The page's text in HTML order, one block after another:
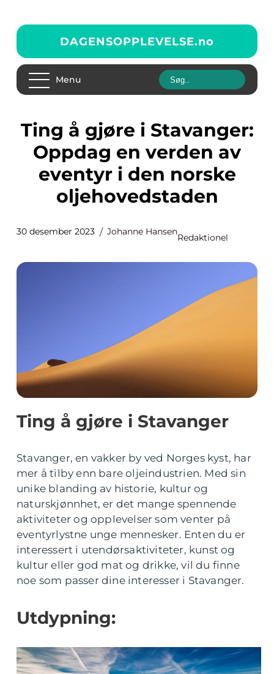
DAGENSOPPLEVELSE.no
Menu
Ting å gjøre i Stavanger:
Oppdag en verden av
eventyr i den norske
oljehovedstaden
30 desember 2023 Johanne Hansen
Redaktionel
Ting å gjøre i Stavanger
Stavanger, en vakker by ved Norges kyst, har
mer å tilby enn bare oljeindustrien. Med sin
unike blanding av historie, kultur og
naturskjønnhet, er det mange spennende
aktiviteter og opplevelser som venter på
eventyrlystne unge mennesker. Enten du er
interessert i utendørsaktiviteter, kunst og
kultur eller god mat og drikke, vil du finne
noe som passer dine interesser i Stavanger.
Utdypning: